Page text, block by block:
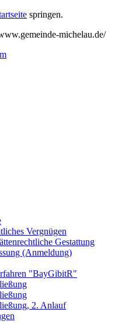
springen.
michelau.de/
Vergnügen
Gestattung
(Anmeldung)
"BayGibitR"
2. Anlauf